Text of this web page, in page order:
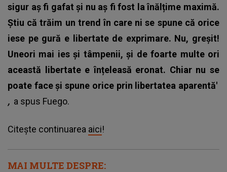
sigur aș fi gafat și nu aș fi fost la înălțime maximă.
Știu că trăim un trend în care ni se spune că orice
iese pe gură e libertate de exprimare. Nu, greșit!
Uneori mai ies și tâmpenii, și de foarte multe ori
această libertate e înțeleasă eronat. Chiar nu se
poate face și spune orice prin libertatea aparentă'
, a spus Fuego.
Citește continuarea aici!
MAI MULTE DESPRE: